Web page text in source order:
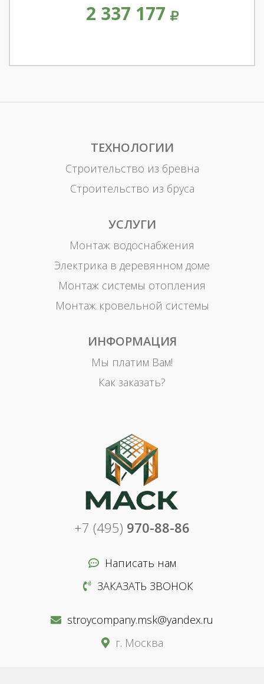
2 337 177
ТЕХНОЛОГИИ
Строительство из бревна
Строительство из бруса
УСЛУГИ
Монтаж водоснабжения
Электрика в деревянном доме
Монтаж системы отопления
Монтаж кровельной системы
ИНФОРМАЦИЯ
Мы платим Вам!
Как заказать?
+7 (495) 970-88-86
Написать нам
ЗАКАЗАТЬ ЗВОНОК
stroycompany.msk@yandex.ru
г. Москва